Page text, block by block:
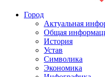
Город
Актуальная
Общая
История
Устав
Символика
Экономика